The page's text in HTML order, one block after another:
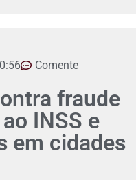
Comente
fraude
INSS e
em cidades